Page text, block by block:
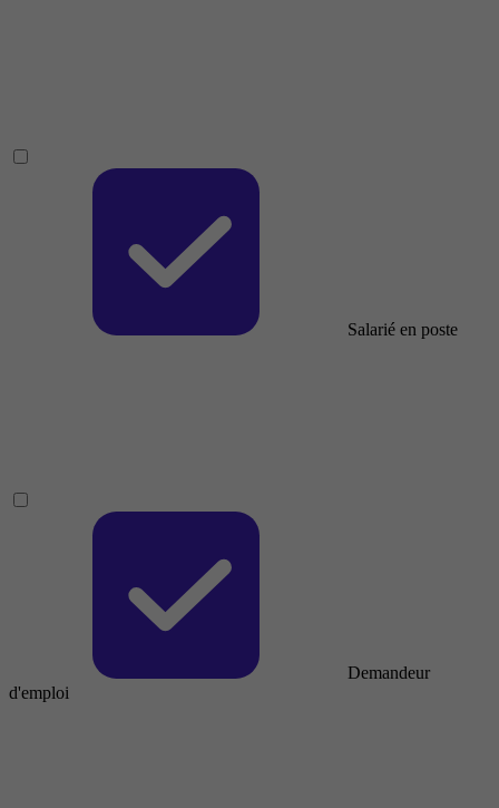
Salarié en poste
Demandeur
d'emploi